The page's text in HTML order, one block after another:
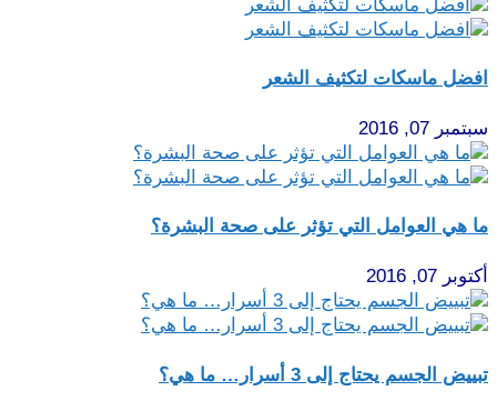
افضل ماسكات لتكثيف الشعر
سبتمبر 07, 2016
ما هي العوامل التي تؤثر على صحة البشرة؟
أكتوبر 07, 2016
تبييض الجسم يحتاج إلى 3 أسرار… ما هي؟